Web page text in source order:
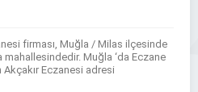
firması, Muğla / Milas ilçesinde
mahallesindedir. Muğla ‘da Eczane
Akçakır Eczanesi adresi